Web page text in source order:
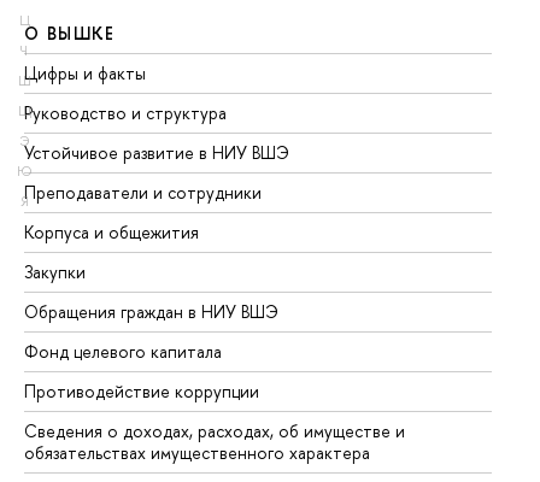
Ц
Ч
Ш
Щ
Э
Ю
Я
О ВЫШКЕ
Цифры и факты
Руководство и структура
Устойчивое развитие в НИУ ВШЭ
Преподаватели и сотрудники
Корпуса и общежития
Закупки
Обращения граждан в НИУ ВШЭ
Фонд целевого капитала
Противодействие коррупции
Сведения о доходах, расходах, об имуществе и
обязательствах имущественного характера